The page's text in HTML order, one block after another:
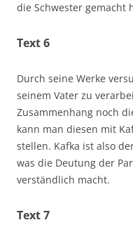
die Schwester gemacht
Text 6
Durch seine Werke
seinem Vater zu
Zusammenhang noch
kann man diesen mit
stellen. Kafka ist also
was die Deutung der
verständlich macht.
Text 7